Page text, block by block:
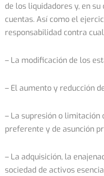
de los liquidadores y, en
cuentas. Así como el
responsabilidad contra
– La modificación de los
– El aumento y reducción
– La supresión o limitación
preferente y de asunción
– La adquisición, la
sociedad de activos